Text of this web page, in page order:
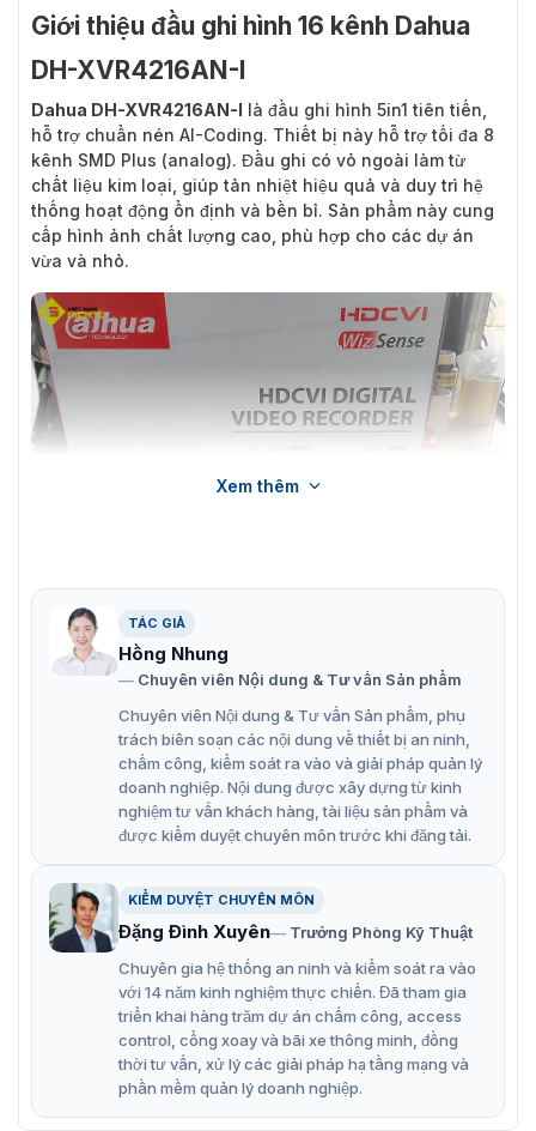
Giới thiệu đầu ghi hình 16 kênh Dahua
DH-XVR4216AN-I
Dahua DH-XVR4216AN-I là đầu ghi hình 5in1 tiên tiến,
hỗ trợ chuẩn nén AI-Coding. Thiết bị này hỗ trợ tối đa 8
kênh SMD Plus (analog). Đầu ghi có vỏ ngoài làm từ
chất liệu kim loại, giúp tản nhiệt hiệu quả và duy trì hệ
thống hoạt động ổn định và bền bỉ. Sản phẩm này cung
cấp hình ảnh chất lượng cao, phù hợp cho các dự án
vừa và nhỏ.
Các đặc điểm chính của đầu ghi hình
DH-XVR4216AN-I
Đầu ghi hình Dahua DH-XVR4216AN-I hỗ trợ đồng thời 5
loại công nghệ camera bao gồm HDCVI, TVI, AHD,
Analog và IP, đem lại sự linh hoạt cao trong việc tích hợp
hệ thống giám sát. Hỗ trợ chuẩn nén AI-Coding giúp tối
ưu hóa băng thông và dung lượng lưu trữ mà không làm
giảm chất lượng hình ảnh.
Hỗ trợ ghi hình lên đến 16 kênh camera với độ phân
giải tối đa 1080p
Hỗ trợ kết nối với nhiều loại camera IP khác nhau
(lên đến 16 kênh + 2 kênh IP), mỗi kênh hỗ trợ độ
phân giải lên đến 6MP.
Hỗ trợ ghi hình với nhiều định dạng và tốc độ khác
Xem thêm
TÁC GIẢ
Hồng Nhung
Chuyên viên Nội dung & Tư vấn Sản phẩm
Chuyên viên Nội dung & Tư vấn Sản phẩm, phụ
trách biên soạn các nội dung về thiết bị an ninh,
chấm công, kiểm soát ra vào và giải pháp quản lý
doanh nghiệp. Nội dung được xây dựng từ kinh
nghiệm tư vấn khách hàng, tài liệu sản phẩm và
được kiểm duyệt chuyên môn trước khi đăng tải.
KIỂM DUYỆT CHUYÊN MÔN
Đặng Đình Xuyên
Trưởng Phòng Kỹ Thuật
Chuyên gia hệ thống an ninh và kiểm soát ra vào
với 14 năm kinh nghiệm thực chiến. Đã tham gia
triển khai hàng trăm dự án chấm công, access
control, cổng xoay và bãi xe thông minh, đồng
thời tư vấn, xử lý các giải pháp hạ tầng mạng và
phần mềm quản lý doanh nghiệp.